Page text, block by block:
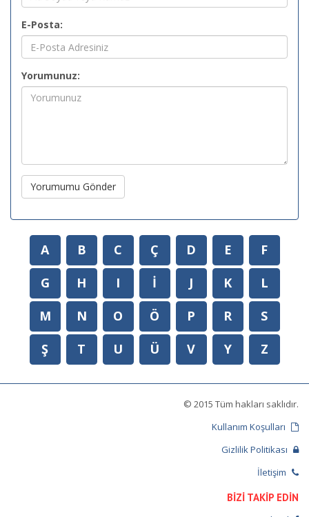
E-Posta:
Yorumunuz:
Yorumumu Gönder
A B C Ç D E
F
G
H I İ J K
L
M
N O Ö P R
S
Ş
T U Ü V Y Z
© 2015 Tüm hakları saklıdır.
Kullanım Koşulları
Gizlilik Politikası
İletişim
BİZİ TAKİP EDİN